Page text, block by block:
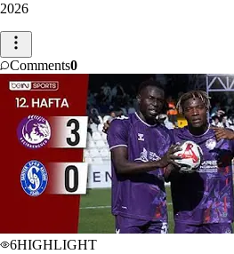
2026
Comments0
6HIGHLIGHT